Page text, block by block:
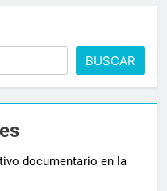
BUSCAR
documentario en la